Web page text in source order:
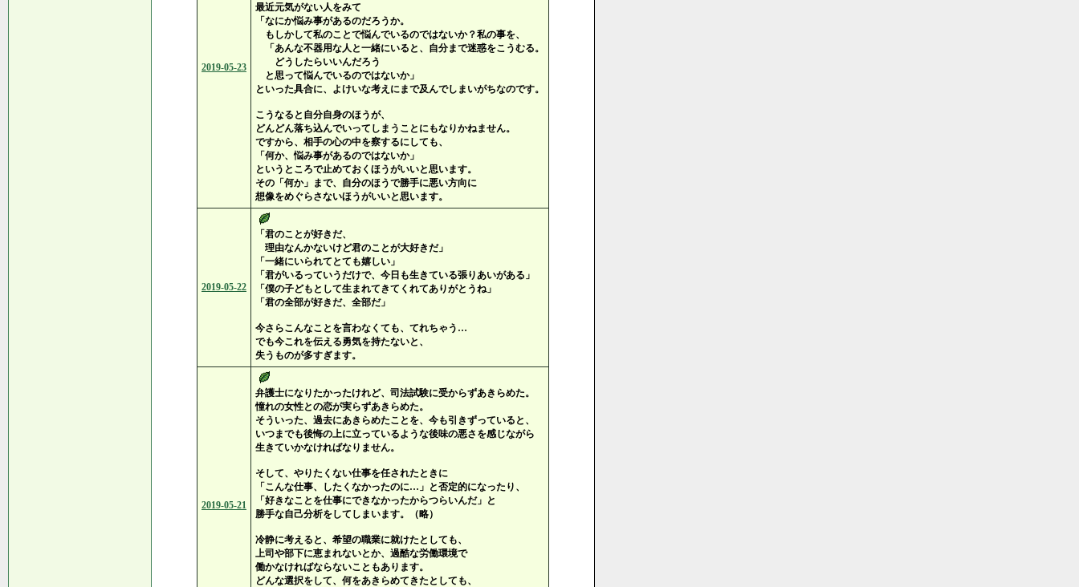
2019-05-23
最近元気がない人をみて
「なにか悩み事があるのだろうか。
もしかして私のことで悩んでいるのではないか？私の事を、
「あんな不器用な人と一緒にいると、自分まで迷惑をこうむる。
どうしたらいいんだろう
と思って悩んでいるのではないか」
といった具合に、よけいな考えにまで及んでしまいがちなのです。
こうなると自分自身のほうが、
どんどん落ち込んでいってしまうことにもなりかねません。
ですから、相手の心の中を察するにしても、
「何か、悩み事があるのではないか」
というところで止めておくほうがいいと思います。
その「何か」まで、自分のほうで勝手に悪い方向に
想像をめぐらさないほうがいいと思います。
2019-05-22
「君のことが好きだ、
理由なんかないけど君のことが大好きだ」
「一緒にいられてとても嬉しい」
「君がいるっていうだけで、今日も生きている張りあいがある」
「僕の子どもとして生まれてきてくれてありがとうね」
「君の全部が好きだ、全部だ」
今さらこんなことを言わなくても、てれちゃう…
でも今これを伝える勇気を持たないと、
失うものが多すぎます。
2019-05-21
弁護士になりたかったけれど、司法試験に受からずあきらめた。
憧れの女性との恋が実らずあきらめた。
そういった、過去にあきらめたことを、今も引きずっていると、
いつまでも後悔の上に立っているような後味の悪さを感じながら
生きていかなければなりません。
そして、やりたくない仕事を任されたときに
「こんな仕事、したくなかったのに…」と否定的になったり、
「好きなことを仕事にできなかったからつらいんだ」と
勝手な自己分析をしてしまいます。（略）
冷静に考えると、希望の職業に就けたとしても、
上司や部下に恵まれないとか、過酷な労働環境で
働かなければならないこともあります。
どんな選択をして、何をあきらめてきたとしても、